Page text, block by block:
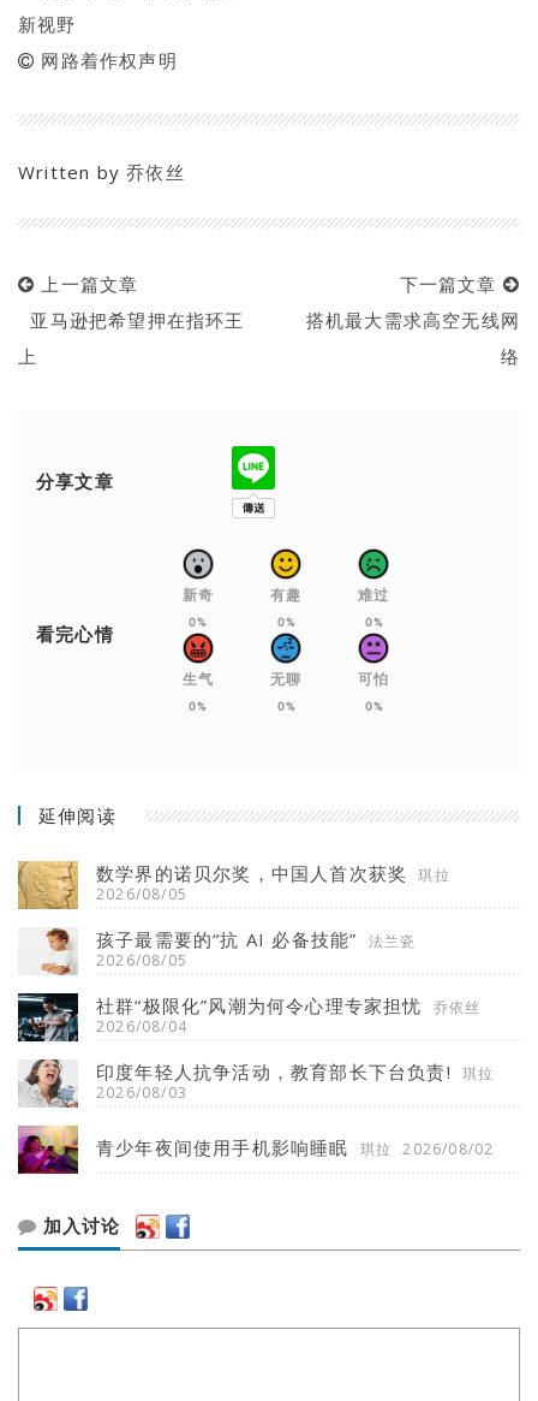
新视野
网路着作权声明
Written by乔依丝
上一篇文章
亚马逊把希望押在指环王
上
下一篇文章
搭机最大需求高空无线网
络
分享文章
看完心情
新奇
0%
有趣
0%
难过
0%
生气
0%
无聊
0%
可怕
0%
延伸阅读
数学界的诺贝尔奖，中国人首次获奖
琪拉
2026/08/05
孩子最需要的“抗 AI 必备技能”
法兰瓷
2026/08/05
社群“极限化”风潮为何令心理专家担忧
乔依丝
2026/08/04
印度年轻人抗争活动，教育部长下台负责!
琪拉
2026/08/03
青少年夜间使用手机影响睡眠 琪拉 2026/08/02
加入讨论